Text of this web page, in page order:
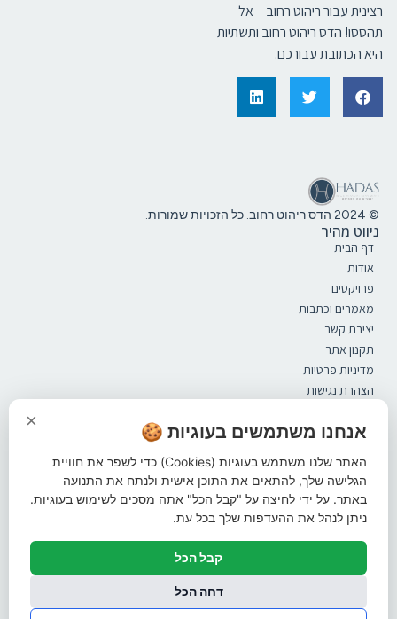
רצינית עבור ריהוט רחוב – אל
תהססו! הדס ריהוט רחוב ותשתיות
היא הכתובת עבורכם.
© 2024 הדס ריהוט רחוב. כל הזכויות שמורות.
ניווט מהיר
דף הבית
אודות
פרויקטים
מאמרים וכתבות
יצירת קשר
תקנון אתר
מדיניות פרטיות
הצהרת נגישות
מערכות ישיבה
אשפתונים
פתרונות הצללה
ברזיות
עמודי חסימה
מתקני אופניים
עקבו אחרינו ברשתות החברתיות
× אנחנו משתמשים בעוגיות 🍪
האתר שלנו משתמש בעוגיות (Cookies) כדי לשפר את חוויית
הגלישה שלך, להתאים את התוכן אישית ולנתח את התנועה
באתר. על ידי לחיצה על "קבל הכל" אתה מסכים לשימוש בעוגיות.
ניתן לנהל את ההעדפות שלך בכל עת.
קבל הכל
דחה הכל